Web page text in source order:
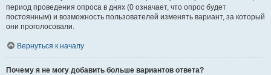
период проведения опроса в днях (0 означает, что опрос будет
постоянным) и возможность пользователей изменять вариант, за который
они проголосовали.
Вернуться к началу
Почему я не могу добавить больше вариантов ответа?